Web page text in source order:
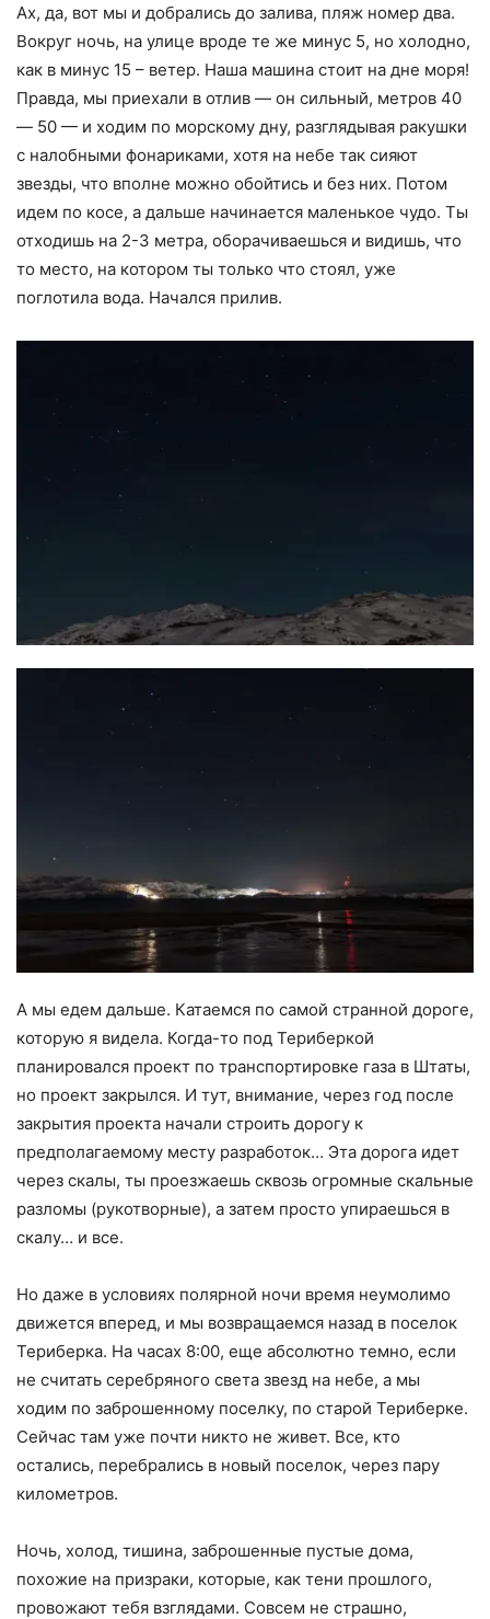
Ах, да, вот мы и добрались до залива, пляж номер два.
Вокруг ночь, на улице вроде те же минус 5, но холодно,
как в минус 15 – ветер. Наша машина стоит на дне моря!
Правда, мы приехали в отлив — он сильный, метров 40
— 50 — и ходим по морскому дну, разглядывая ракушки
с налобными фонариками, хотя на небе так сияют
звезды, что вполне можно обойтись и без них. Потом
идем по косе, а дальше начинается маленькое чудо. Ты
отходишь на 2-3 метра, оборачиваешься и видишь, что
то место, на котором ты только что стоял, уже
поглотила вода. Начался прилив.
А мы едем дальше. Катаемся по самой странной дороге,
которую я видела. Когда-то под Териберкой
планировался проект по транспортировке газа в Штаты,
но проект закрылся. И тут, внимание, через год после
закрытия проекта начали строить дорогу к
предполагаемому месту разработок… Эта дорога идет
через скалы, ты проезжаешь сквозь огромные скальные
разломы (рукотворные), а затем просто упираешься в
скалу… и все.
Но даже в условиях полярной ночи время неумолимо
движется вперед, и мы возвращаемся назад в поселок
Териберка. На часах 8:00, еще абсолютно темно, если
не считать серебряного света звезд на небе, а мы
ходим по заброшенному поселку, по старой Териберке.
Сейчас там уже почти никто не живет. Все, кто
остались, перебрались в новый поселок, через пару
километров.
Ночь, холод, тишина, заброшенные пустые дома,
похожие на призраки, которые, как тени прошлого,
провожают тебя взглядами. Совсем не страшно,